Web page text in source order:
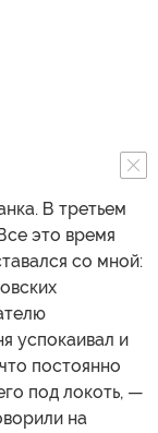
В третьем
это время
со мной:
успокаивал и
постоянно
под локоть, —
на